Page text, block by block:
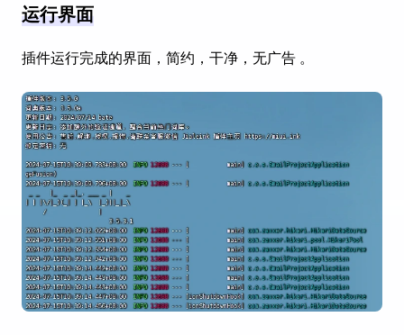
运行界面
插件运行完成的界面，简约，干净，无广告 。